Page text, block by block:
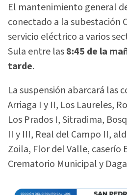
El mantenimiento general
conectado a la subestación
servicio eléctrico a varios
Sula entre las8:45 de la
tarde.
La suspensión abarcará las
Arriaga I y II, Los Laureles,
Los Prados I, Sitradima,
II y III, Real del Campo II,
Zoila, Flor del Valle, caserío
Crematorio Municipal y